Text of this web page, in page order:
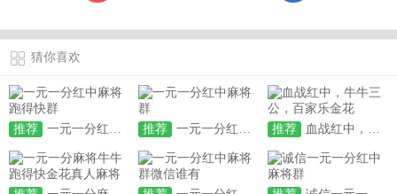
猜你喜欢
推荐 一元一分红中麻将跑得快群 推荐 一元一分红中麻将群 推荐 血战红中，牛牛三公，百家乐金花